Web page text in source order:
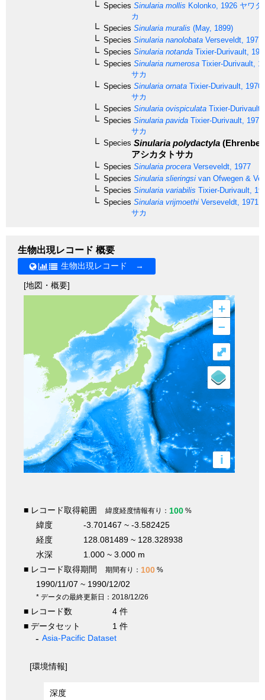
Species Sinularia mollis Kolonko, 1926 ヤワタ
カ
Species Sinularia muralis (May, 1899)
Species Sinularia nanolobata Verseveldt, 1977
Species Sinularia notanda Tixier-Durivault,
Species Sinularia numerosa Tixier-Durivault,
サカ
Species Sinularia ornata Tixier-Durivault, 1970
サカ
Species Sinularia ovispiculata Tixier-Durivault,
Species Sinularia pavida Tixier-Durivault, 1970
サカ
Species Sinularia polydactyla
アシカタトサカ
Species Sinularia procera Verseveldt, 1977
Species Sinularia slieringsi van Ofwegen &
Species Sinularia variabilis Tixier-Durivault,
Species Sinularia vrijmoethi Verseveldt, 1971
サカ
生物出現レコード 概要
生物出現レコード →
[地図・概要]
+
–
i
⤢
■ レコード取得範囲 緯度経度情報有り： 100 %
緯度
-3.701467 ~ -3.582425
経度
128.081489 ~ 128.328938
水深
1.000 ~ 3.000 m
■ レコード取得期間
期間有り： 100 %
1990/11/07 ~ 1990/12/02
* データの最終更新日：2018/12/26
■ レコード数
4 件
■ データセット
1 件
Asia-Pacific Dataset
[環境情報]
深度